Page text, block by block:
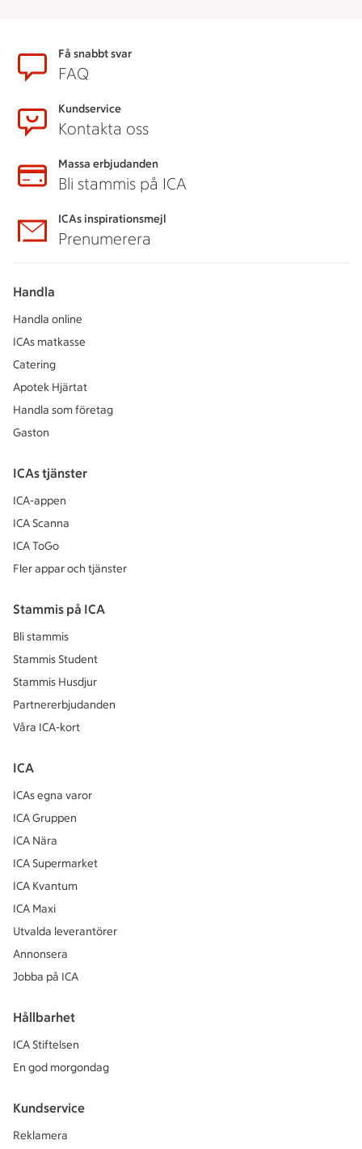
SidfotFå snabbt svar
FAQ
Kundservice
Kontakta oss
Massa erbjudanden
Bli stammis på ICA
ICAs inspirationsmejl
Prenumerera
Handla
Handla online
ICAs matkasse
Catering
Apotek Hjärtat
Handla som företag
Gaston
ICAs tjänster
ICA-appen
ICA Scanna
ICA ToGo
Fler appar och tjänster
Stammis på ICA
Bli stammis
Stammis Student
Stammis Husdjur
Partnererbjudanden
Våra ICA-kort
ICA
ICAs egna varor
ICA Gruppen
ICA Nära
ICA Supermarket
ICA Kvantum
ICA Maxi
Utvalda leverantörer
Annonsera
Jobba på ICA
Hållbarhet
ICA Stiftelsen
En god morgondag
Kundservice
Reklamera